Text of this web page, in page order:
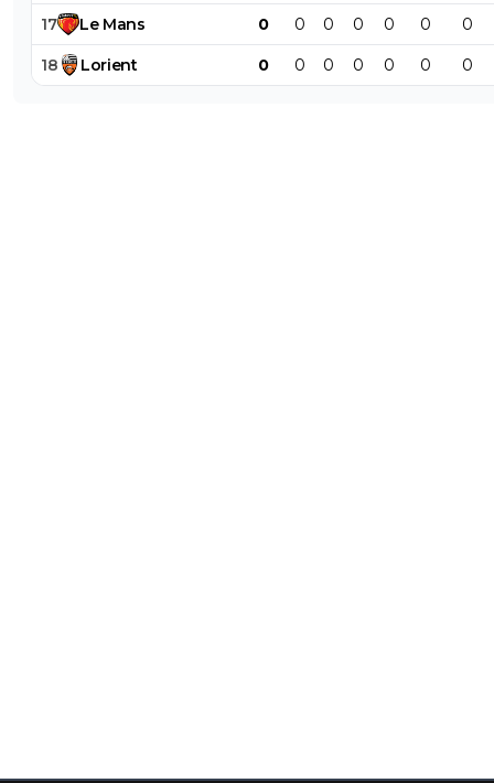
17 Le Mans 0 0 0 0 0 0 0
18 Lorient 0 0 0 0 0 0 0